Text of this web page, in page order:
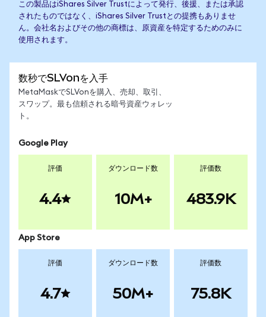
この製品はiShares Silver Trustによって発行、後援、または承認
されたものではなく、iShares Silver Trustとの提携もありませ
ん。会社名およびその他の商標は、原資産を特定するためのみに
使用されます。
数秒でSLVonを入手
MetaMaskでSLVonを購入、売却、取引、
スワップ。最も信頼される暗号資産ウォレッ
ト。
Google Play
評価
4.4
ダウンロード数
10M+
評価数
483.9K
App Store
評価
4.7
ダウンロード数
50M+
評価数
75.8K